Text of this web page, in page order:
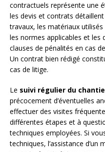
contractuels représente une
les devis et contrats
travaux, les matériaux
les normes applicables et les
clauses de pénalités en cas
Un contrat bien rédigé
cas de litige.
Le suivi régulier du
précocement d’éventuelles
effectuer des visites
différentes étapes et à
techniques employées. Si
techniques, l’assistance d’un